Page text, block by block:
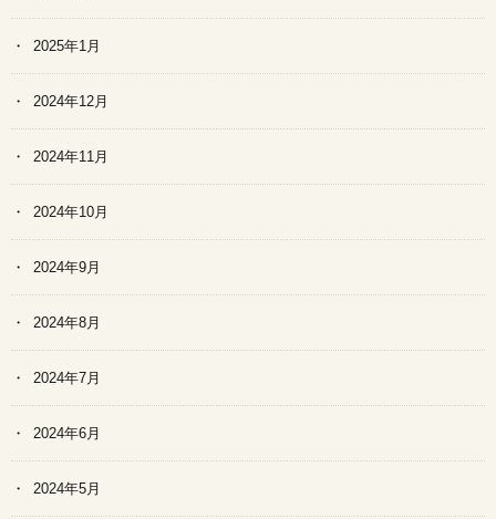
2025年1月
2024年12月
2024年11月
2024年10月
2024年9月
2024年8月
2024年7月
2024年6月
2024年5月